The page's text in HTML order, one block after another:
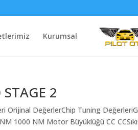
Kurumsal
2
Orijinal DeğerlerChip Tuning
1000 NM Motor Büyüklüğü CC